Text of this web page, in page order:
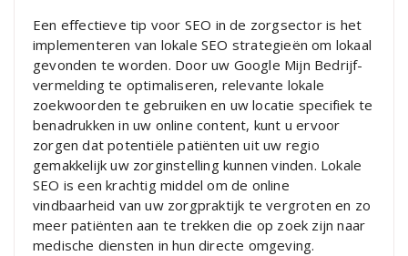
Een effectieve tip voor SEO in de zorgsector is het
implementeren van lokale SEO strategieën om lokaal
gevonden te worden. Door uw Google Mijn Bedrijf-
vermelding te optimaliseren, relevante lokale
zoekwoorden te gebruiken en uw locatie specifiek te
benadrukken in uw online content, kunt u ervoor
zorgen dat potentiële patiënten uit uw regio
gemakkelijk uw zorginstelling kunnen vinden. Lokale
SEO is een krachtig middel om de online
vindbaarheid van uw zorgpraktijk te vergroten en zo
meer patiënten aan te trekken die op zoek zijn naar
medische diensten in hun directe omgeving.